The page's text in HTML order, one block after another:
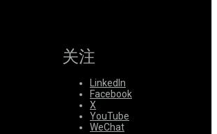
关注
LinkedIn
Facebook
X
YouTube
WeChat